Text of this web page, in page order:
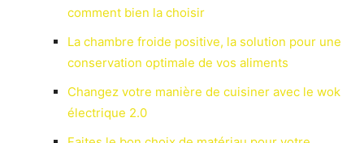
comment bien la choisir
La chambre froide positive, la solution pour une
conservation optimale de vos aliments
Changez votre manière de cuisiner avec le wok
électrique 2.0